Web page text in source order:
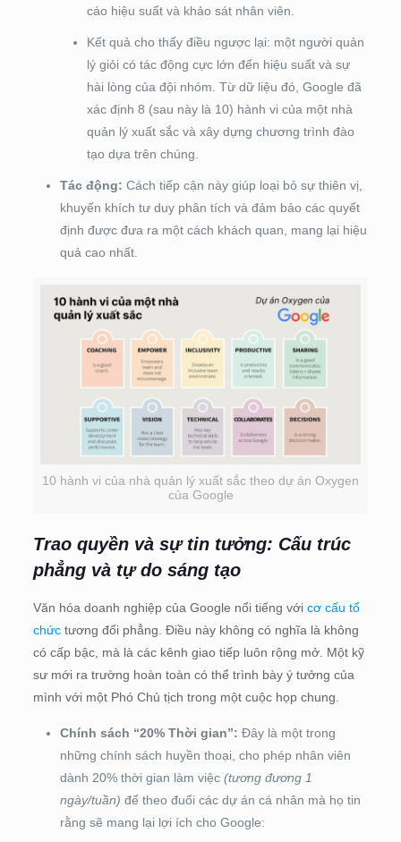
cáo hiệu suất và khảo sát nhân viên.
Kết quả cho thấy điều ngược lại: một người quản
lý giỏi có tác động cực lớn đến hiệu suất và sự
hài lòng của đội nhóm. Từ dữ liệu đó, Google đã
xác định 8 (sau này là 10) hành vi của một nhà
quản lý xuất sắc và xây dựng chương trình đào
tạo dựa trên chúng.
Tác động: Cách tiếp cận này giúp loại bỏ sự thiên vị,
khuyến khích tư duy phân tích và đảm bảo các quyết
định được đưa ra một cách khách quan, mang lại hiệu
quả cao nhất.
10 hành vi của nhà quản lý xuất sắc theo dự án Oxygen
của Google
Trao quyền và sự tin tưởng: Cấu trúc
phẳng và tự do sáng tạo
Văn hóa doanh nghiệp của Google nổi tiếng với cơ cấu tổ
chứctương đối phẳng. Điều này không có nghĩa là không
có cấp bậc, mà là các kênh giao tiếp luôn rộng mở. Một kỹ
sư mới ra trường hoàn toàn có thể trình bày ý tưởng của
mình với một Phó Chủ tịch trong một cuộc họp chung.
Chính sách “20% Thời gian”: Đây là một trong
những chính sách huyền thoại, cho phép nhân viên
dành 20% thời gian làm việc (tương đương 1
ngày/tuần) để theo đuổi các dự án cá nhân mà họ tin
rằng sẽ mang lại lợi ích cho Google: